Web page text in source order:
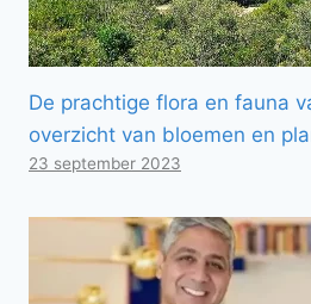
De prachtige flora en fauna
overzicht van bloemen en
23 september 2023